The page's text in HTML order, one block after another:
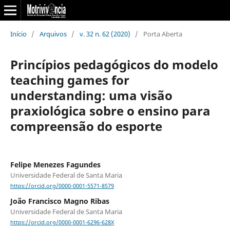
Início / Arquivos / v. 32 n. 62 (2020) / Porta Aberta
Princípios pedagógicos do modelo
teaching games for
understanding: uma visão
praxiológica sobre o ensino para
compreensão do esporte
Felipe Menezes Fagundes
Universidade Federal de Santa Maria
https://orcid.org/0000-0001-5571-8579
João Francisco Magno Ribas
Universidade Federal de Santa Maria
https://orcid.org/0000-0001-6296-628X